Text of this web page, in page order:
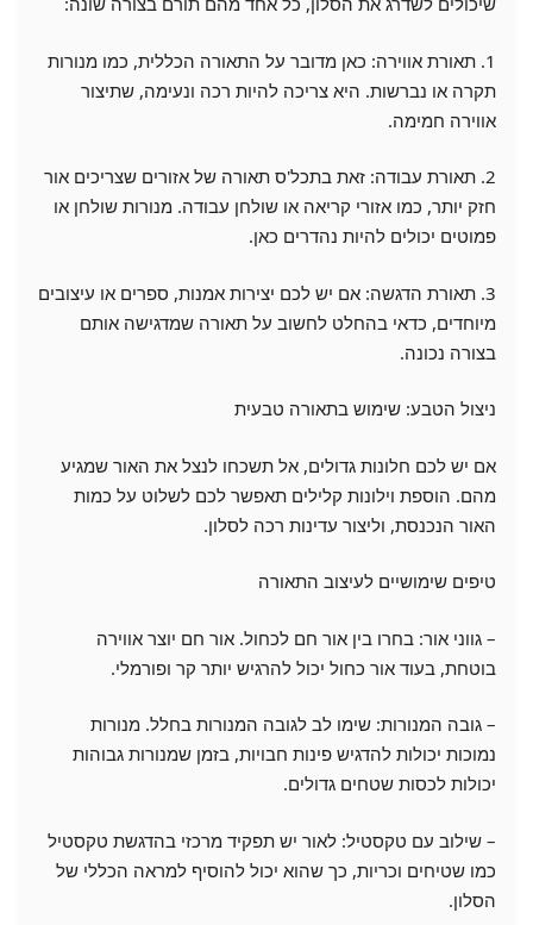
1. תאורת אווירה: כאן מדובר על התאורה הכללית, כמו מנורות
תקרה או נברשות. היא צריכה להיות רכה ונעימה, שתיצור
אווירה חמימה.
2. תאורת עבודה: זאת בתכל'ס תאורה של אזורים שצריכים אור
חזק יותר, כמו אזורי קריאה או שולחן עבודה. מנורות שולחן או
פמוטים יכולים להיות נהדרים כאן.
3. תאורת הדגשה: אם יש לכם יצירות אמנות, ספרים או עיצובים
מיוחדים, כדאי בהחלט לחשוב על תאורה שמדגישה אותם
בצורה נכונה.
ניצול הטבע: שימוש בתאורה טבעית
אם יש לכם חלונות גדולים, אל תשכחו לנצל את האור שמגיע
מהם. הוספת וילונות קלילים תאפשר לכם לשלוט על כמות
האור הנכנסת, וליצור עדינות רכה לסלון.
טיפים שימושיים לעיצוב התאורה
– גווני אור: בחרו בין אור חם לכחול. אור חם יוצר אווירה
בוטחת, בעוד אור כחול יכול להרגיש יותר קר ופורמלי.
– גובה המנורות: שימו לב לגובה המנורות בחלל. מנורות
נמוכות יכולות להדגיש פינות חבויות, בזמן שמנורות גבוהות
יכולות לכסות שטחים גדולים.
– שילוב עם טקסטיל: לאור יש תפקיד מרכזי בהדגשת טקסטיל
כמו שטיחים וכריות, כך שהוא יכול להוסיף למראה הכללי של
הסלון.